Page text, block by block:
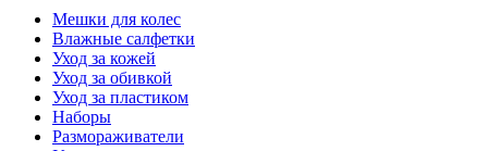
Мешки для колес
Влажные салфетки
Уход за кожей
Уход за обивкой
Уход за пластиком
Наборы
Размораживатели